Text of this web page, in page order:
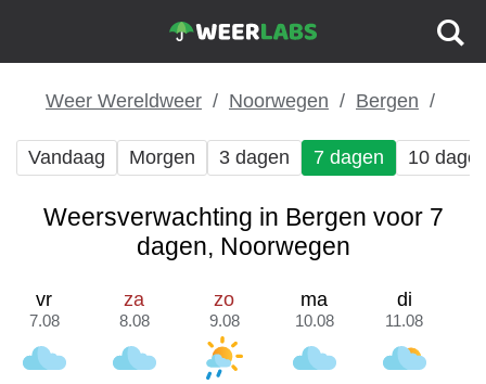
Weer Wereldweer Noorwegen Bergen
Vandaag Morgen 3 dagen 7 dagen 10
Weersverwachting in Bergen voor 7
dagen, Noorwegen
vr
7.08
za
8.08
zo
9.08
ma
10.08
di
11.08